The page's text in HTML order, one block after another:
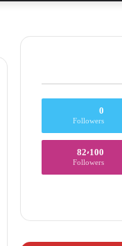
0
Followers
82٬100
Followers